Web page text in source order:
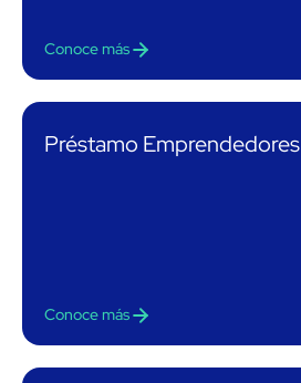
Conoce más
Préstamo Emprendedores
Conoce más